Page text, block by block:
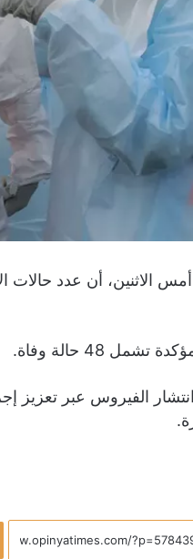
48 ⁠حالة ⁠وفاة.
الفيروس عبر تعزيز